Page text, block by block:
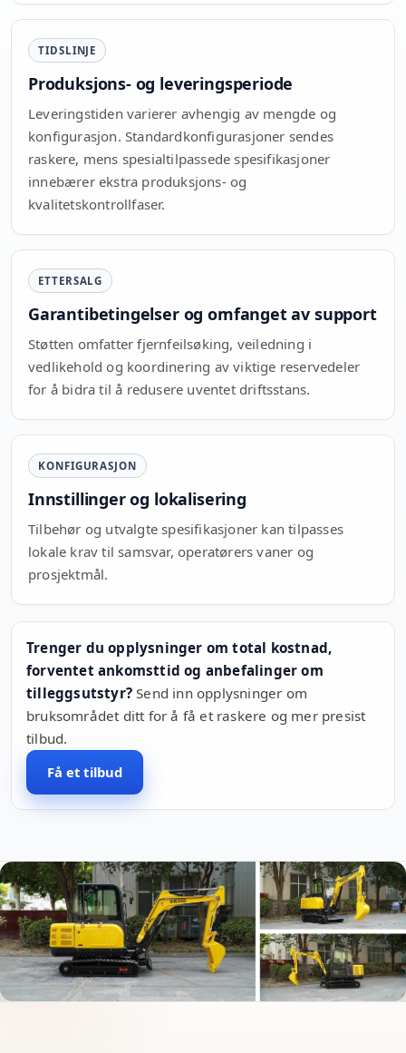
TIDSLINJE
Produksjons- og leveringsperiode
Leveringstiden varierer avhengig av mengde og
konfigurasjon. Standardkonfigurasjoner sendes
raskere, mens spesialtilpassede spesifikasjoner
innebærer ekstra produksjons- og
kvalitetskontrollfaser.
ETTERSALG
Garantibetingelser og omfanget av support
Støtten omfatter fjernfeilsøking, veiledning i
vedlikehold og koordinering av viktige reservedeler
for å bidra til å redusere uventet driftsstans.
KONFIGURASJON
Innstillinger og lokalisering
Tilbehør og utvalgte spesifikasjoner kan tilpasses
lokale krav til samsvar, operatørers vaner og
prosjektmål.
Trenger du opplysninger om total kostnad,
forventet ankomsttid og anbefalinger om
tilleggsutstyr? Send inn opplysninger om
bruksområdet ditt for å få et raskere og mer presist
tilbud.
Få et tilbud